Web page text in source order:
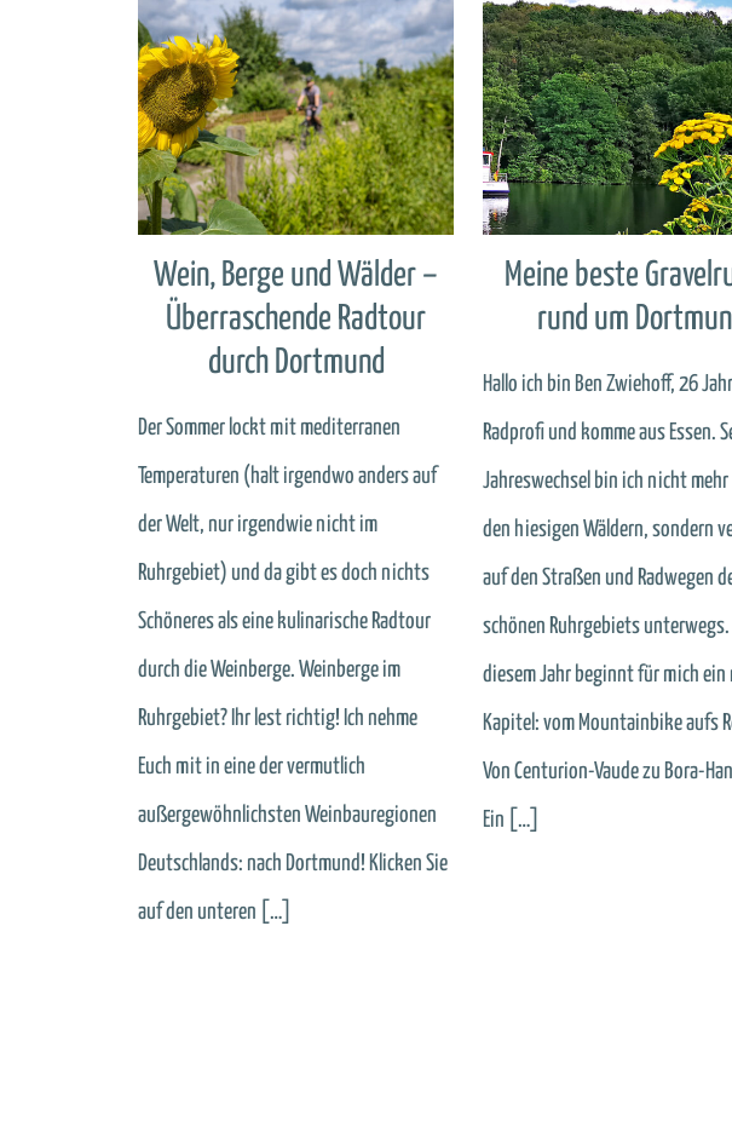
Wein, Berge und Wälder –
Überraschende Radtour
durch Dortmund
Der Sommer lockt mit mediterranen
Temperaturen (halt irgendwo anders auf
der Welt, nur irgendwie nicht im
Ruhrgebiet) und da gibt es doch nichts
Schöneres als eine kulinarische Radtour
durch die Weinberge. Weinberge im
Ruhrgebiet? Ihr lest richtig! Ich nehme
Euch mit in eine der vermutlich
außergewöhnlichsten Weinbauregionen
Deutschlands: nach Dortmund! Klicken Sie
auf den unteren […]
Meine beste
rund um
Hallo ich bin Ben Zwiehoff, 26
Radprofi und komme aus Essen.
Jahreswechsel bin ich nicht
den hiesigen Wäldern, sondern
auf den Straßen und Radwegen
schönen Ruhrgebiets unterwegs.
diesem Jahr beginnt für mich ein
Kapitel: vom Mountainbike aufs
Von Centurion-Vaude zu Bora-
Ein […]